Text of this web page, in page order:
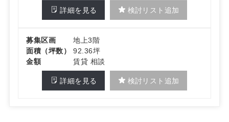
詳細を見る 検討リスト追加
募集区画
地上3階
面積（坪数）
92.36坪
金額
賃貸 相談
詳細を見る 検討リスト追加